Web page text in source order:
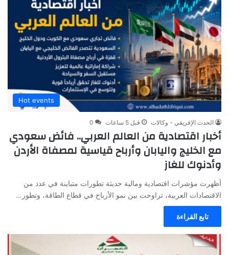
Hot events
الحدث الإفريقي - وكالات قبل 5 ساعات 0
أخبار اقتصادية من العالم العربي.. فائض سعودي
مع الخليج واليابان وأرباح قياسية لمصفاة الأردن
وأدنوك للغاز
أظهرت مؤشرات اقتصادية ومالية حديثة تطورات متباينة في عدد من
الاقتصادات العربية، تراوحت بين نمو الأرباح في قطاع الطاقة، وتطور…
تابع القراءة